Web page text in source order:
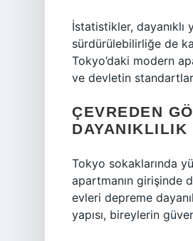
İstatistikler, dayanıklı
sürdürülebilirliğe de
Tokyo’daki modern
ve devletin
ÇEVREDEN
DAYANIKLILIK
Tokyo sokaklarında
apartmanın girişinde
evleri depreme
yapısı, bireylerin